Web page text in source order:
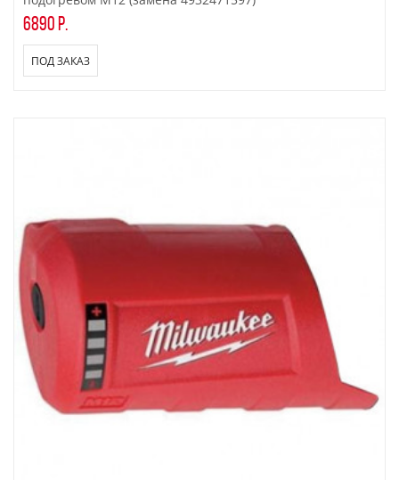
6890 р.
ПОД ЗАКАЗ